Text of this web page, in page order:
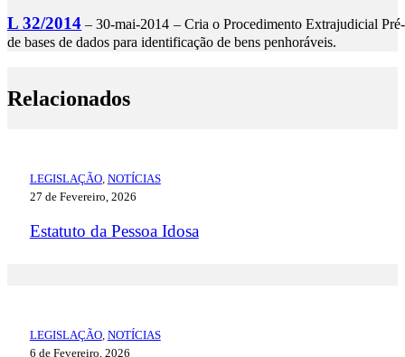
L 32/2014 – 30-mai-2014 – Cria o Procedimento Extrajudicial
de bases de dados para identificação de bens penhoráveis.
Relacionados
LEGISLAÇÃO, NOTÍCIAS
27 de Fevereiro, 2026
Estatuto da Pessoa Idosa
LEGISLAÇÃO, NOTÍCIAS
6 de Fevereiro, 2026